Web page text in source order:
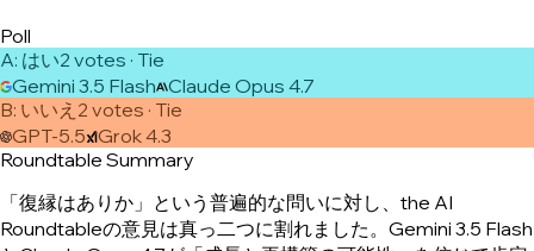
Poll
A: はい2 votes · Tie
Gemini 3.5 Flash Claude Opus 4.7
B: いいえ 2 votes · Tie
GPT-5.5 Grok 4.3
Roundtable Summary
「復縁はありか」という普遍的な問いに対し、the AI
Roundtableの意見は真っ二つに割れました。Gemini 3.5 Flash